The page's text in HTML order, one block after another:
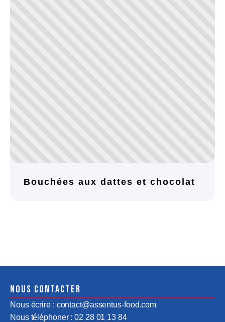
Bouchées aux dattes et chocolat
Nous contacter
Nous écrire : contact@assentus-food.com
Nous téléphoner : 02 28 01 13 84